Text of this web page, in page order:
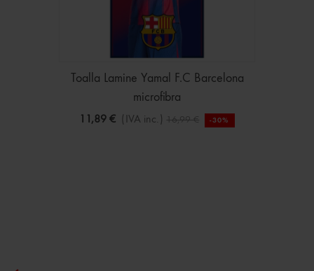
Toalla Lamine Yamal F.C Barcelona
microfibra
11,89 € (IVA inc.) 16,99 € -30%